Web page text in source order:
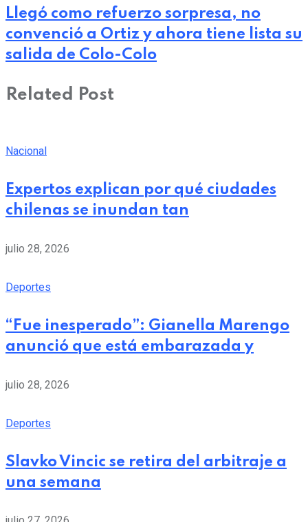
Llegó como refuerzo sorpresa, no
convenció a Ortiz y ahora tiene lista su
salida de Colo-Colo
Related Post
Nacional
Expertos explican por qué ciudades
chilenas se inundan tan
julio 28, 2026
Deportes
“Fue inesperado”: Gianella Marengo
anunció que está embarazada y
julio 28, 2026
Deportes
Slavko Vincic se retira del arbitraje a
una semana